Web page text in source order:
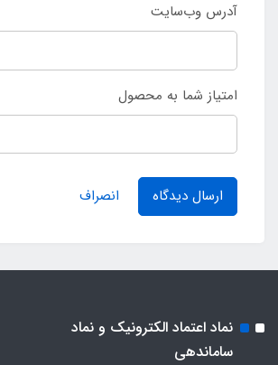
آدرس وب‌سایت
امتیاز شما به محصول
ارسال دیدگاه انصراف
نماد اعتماد الکترونیک و نماد
ساماندهی